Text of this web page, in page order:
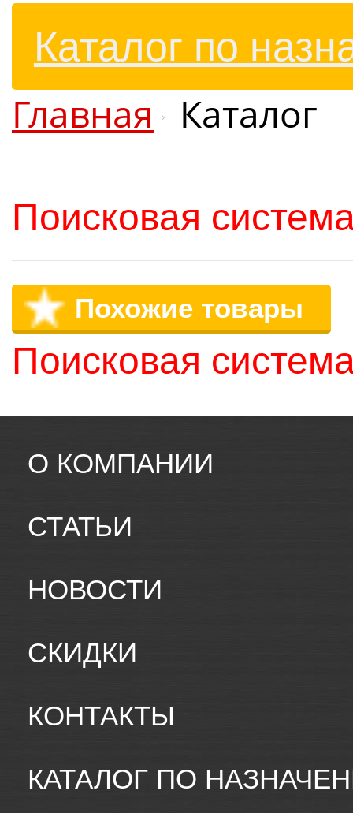
Каталог по
Главная Каталог
Поисковая
Похожие товары
Поисковая
О КОМПАНИИ
СТАТЬИ
НОВОСТИ
СКИДКИ
КОНТАКТЫ
КАТАЛОГ ПО